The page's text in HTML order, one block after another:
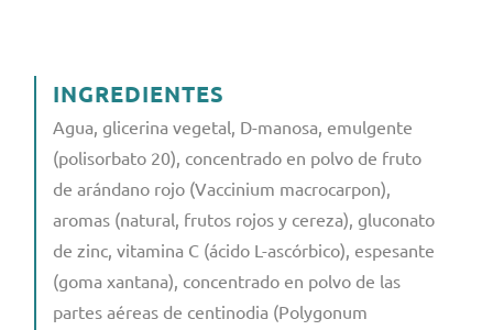
INGREDIENTES
Agua, glicerina vegetal, D-manosa, emulgente
(polisorbato 20), concentrado en polvo de fruto
de arándano rojo (Vaccinium macrocarpon),
aromas (natural, frutos rojos y cereza), gluconato
de zinc, vitamina C (ácido L-ascórbico), espesante
(goma xantana), concentrado en polvo de las
partes aéreas de centinodia (Polygonum